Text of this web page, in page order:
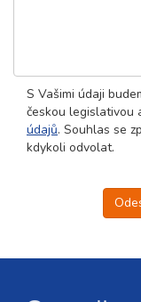
S Vašimi údaji
českou legislativou
údajů. Souhlas se
kdykoli odvolat.